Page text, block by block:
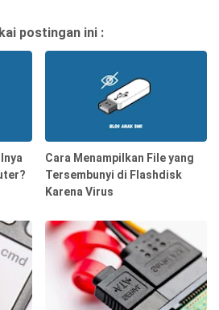
postingan ini :
Cara Menampilkan File yang
Tersembunyi di Flashdisk
Karena Virus